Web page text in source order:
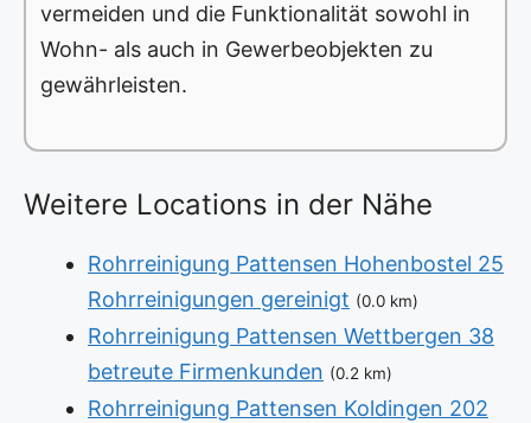
vermeiden und die Funktionalität sowohl in
Wohn- als auch in Gewerbeobjekten zu
gewährleisten.
Weitere Locations in der Nähe
Rohrreinigung Pattensen Hohenbostel 25
Rohrreinigungen gereinigt (0.0 km)
Rohrreinigung Pattensen Wettbergen 38
betreute Firmenkunden (0.2 km)
Rohrreinigung Pattensen Koldingen 202